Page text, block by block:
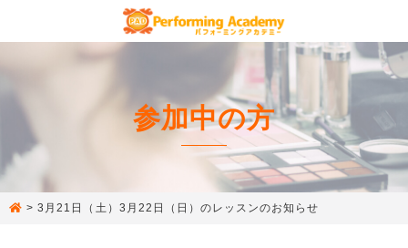
参加中の方
>3月21日（土）3月22日（日）のレッスンのお知らせ